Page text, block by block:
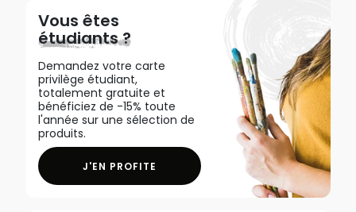
Vous êtes
étudiants ?
Demandez votre carte
privilège étudiant,
totalement gratuite et
bénéficiez de -15% toute
l'année sur une sélection de
produits.
J'EN PROFITE